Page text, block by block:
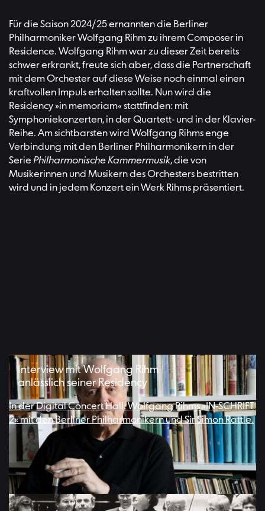
Für die Saison 2024/25 ernannten die Berliner
Philharmoniker Wolfgang Rihm zu ihrem Composer in
Residence. Wolfgang Rihm war zu dieser Zeit bereits
schwer erkrankt, freute sich aber, dass die Partnerschaft
mit dem Orchester auf diese Weise noch einmal einen
kraftvollen Impuls erhalten sollte. Nun wird die
Residency »in memoriam« stattfinden: mit
Symphoniekonzerten, in der Quartett- und in der Klavier-
Reihe. Am sichtbarsten wird Wolfgang Rihms enge
Verbindung mit den Berliner Philharmonikern in der
Serie Philharmonische Kammermusik, die von
Musikerinnen und Musikern des Orchesters bestritten
wird und in jedem Konzert ein Werk Rihms präsentiert.
Interview mit Wolfgang Rihm
anlässlich seiner Residency
Aufzeichnung vom März 2024 | Video: Tobias Möller / Adam
Janisch
In der Digital Concert Hall: Wolfgang Rihms »IN-SCHRIFT
2« mit den Berliner Philharmonikern und Sir Simon Rattle.